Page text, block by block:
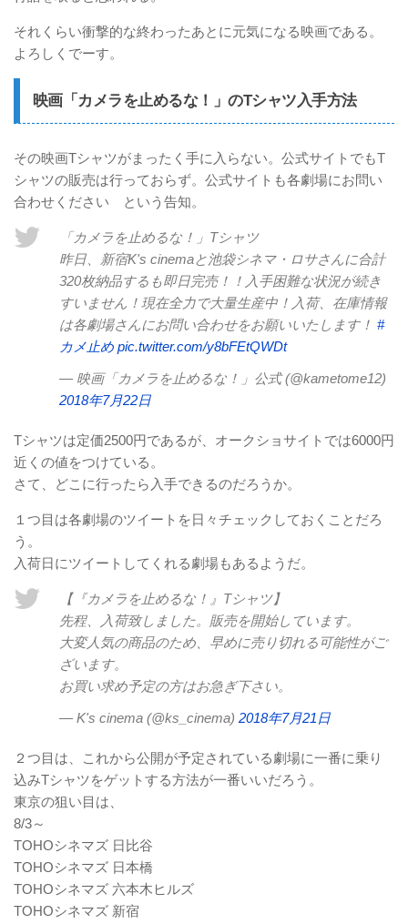
それくらい衝撃的な終わったあとに元気になる映画である。
よろしくでーす。
映画「カメラを止めるな！」のTシャツ入手方法
その映画Tシャツがまったく手に入らない。公式サイトでもT
シャツの販売は行っておらず。公式サイトも各劇場にお問い
合わせください という告知。
「カメラを止めるな！」Tシャツ
昨日、新宿K's cinemaと池袋シネマ・ロサさんに合計
320枚納品するも即日完売！！入手困難な状況が続き
すいません！現在全力で大量生産中！入荷、在庫情報
は各劇場さんにお問い合わせをお願いいたします！ #
カメ止め pic.twitter.com/y8bFEtQWDt
— 映画「カメラを止めるな！」公式 (@kametome12)
2018年7月22日
Tシャツは定価2500円であるが、オークショサイトでは6000円
近くの値をつけている。
さて、どこに行ったら入手できるのだろうか。
１つ目は各劇場のツイートを日々チェックしておくことだろ
う。
入荷日にツイートしてくれる劇場もあるようだ。
【『カメラを止めるな！』Tシャツ】
先程、入荷致しました。販売を開始しています。
大変人気の商品のため、早めに売り切れる可能性がご
ざいます。
お買い求め予定の方はお急ぎ下さい。
— K's cinema (@ks_cinema) 2018年7月21日
２つ目は、これから公開が予定されている劇場に一番に乗り
込みTシャツをゲットする方法が一番いいだろう。
東京の狙い目は、
8/3～
TOHOシネマズ 日比谷
TOHOシネマズ 日本橋
TOHOシネマズ 六本木ヒルズ
TOHOシネマズ 新宿